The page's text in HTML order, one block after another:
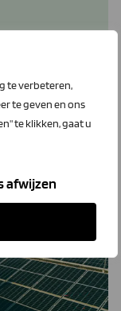
te verbeteren,
te geven en ons
te klikken, gaat u
afwijzen